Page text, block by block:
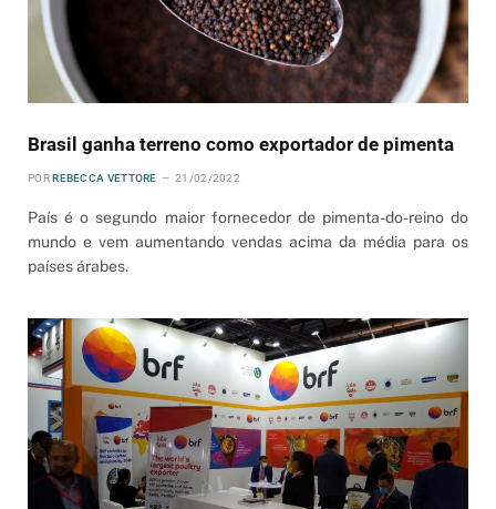
Brasil ganha terreno como exportador de pimenta
POR REBECCA VETTORE 21/02/2022
País é o segundo maior fornecedor de pimenta-do-reino do
mundo e vem aumentando vendas acima da média para os
países árabes.